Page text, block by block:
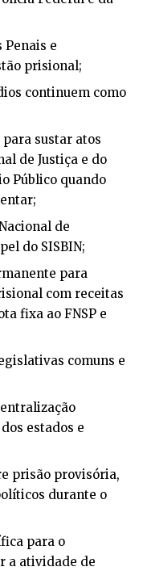
Penais e
prisional;
continuem como
sustar atos
de Justiça e do
Público quando
de
do SISBIN;
para
com receitas
fixa ao FNSP e
comuns e
estados e
prisão provisória,
durante o
para o
a atividade de